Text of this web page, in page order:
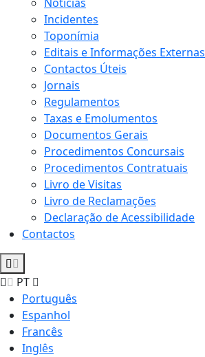
Incidentes
Toponímia
Editais e Informações Externas
Contactos Úteis
Jornais
Regulamentos
Taxas e Emolumentos
Documentos Gerais
Procedimentos Concursais
Procedimentos Contratuais
Livro de Visitas
Livro de Reclamações
Declaração de Acessibilidade
Contactos
PT
Português
Espanhol
Francês
Inglês